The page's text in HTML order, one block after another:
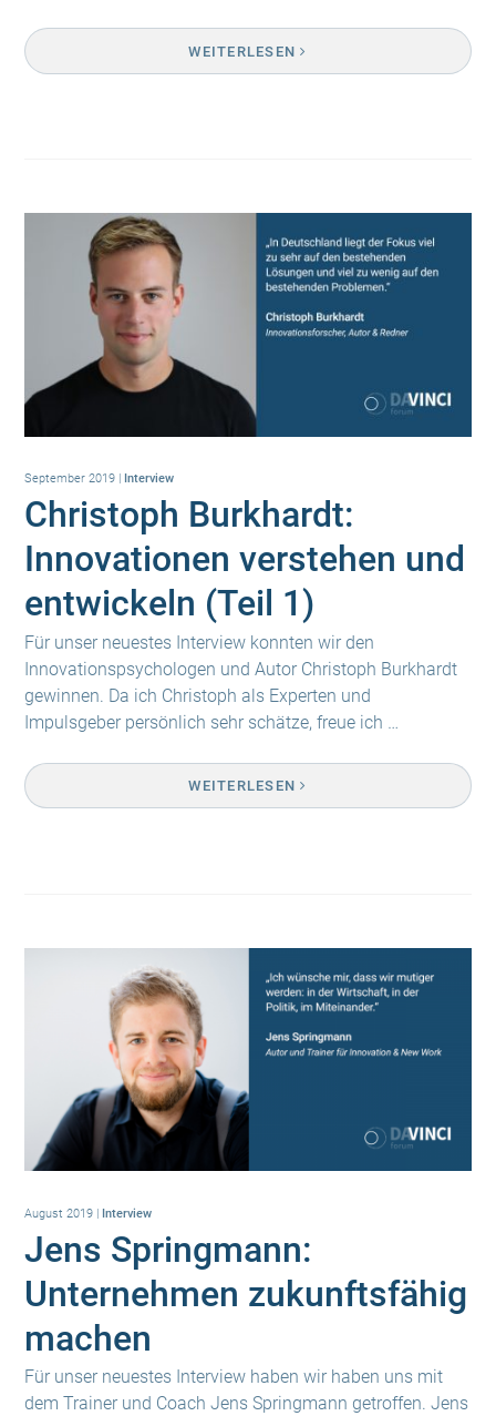
WEITERLESEN
September 2019 Interview
Christoph Burkhardt:
Innovationen verstehen und
entwickeln (Teil 1)
Für unser neuestes Interview konnten wir den
Innovationspsychologen und Autor Christoph Burkhardt
gewinnen. Da ich Christoph als Experten und
Impulsgeber persönlich sehr schätze, freue ich …
WEITERLESEN
August 2019 | Interview
Jens Springmann:
Unternehmen zukunftsfähig
machen
Für unser neuestes Interview haben wir haben uns mit
dem Trainer und Coach Jens Springmann getroffen. Jens